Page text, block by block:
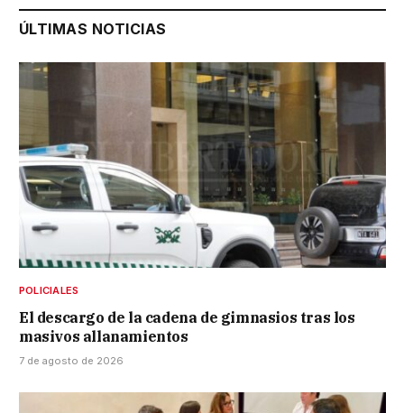
ÚLTIMAS NOTICIAS
POLICIALES
El descargo de la cadena de gimnasios tras los
masivos allanamientos
7 de agosto de 2026